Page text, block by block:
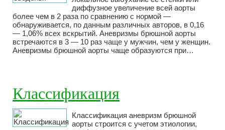
диффузное увеличение всей аорты
более чем в 2 раза по сравнению с нормой —
обнаруживается, по данным различных авторов, в 0,16
— 1,06% всех вскрытий. Аневризмы брюшной аорты
встречаются в 3 — 10 раз чаще у мужчин, чем у женщин.
Аневризмы брюшной аорты чаще образуются при…
Классификация
Классификация аневризм брюшной
аорты строится с учетом этиологии,